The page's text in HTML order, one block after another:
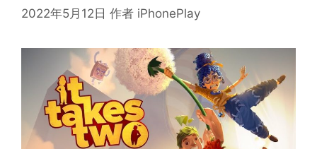
2022年5月12日 作者 iPhonePlay